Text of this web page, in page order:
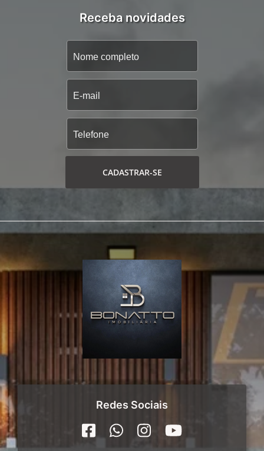
Receba novidades
CADASTRAR-SE
Redes Sociais